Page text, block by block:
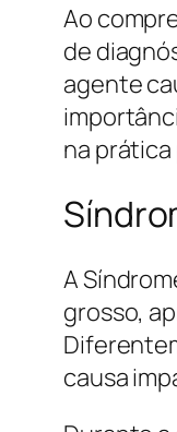
Ao
de
agente
na
A
grosso,
causa